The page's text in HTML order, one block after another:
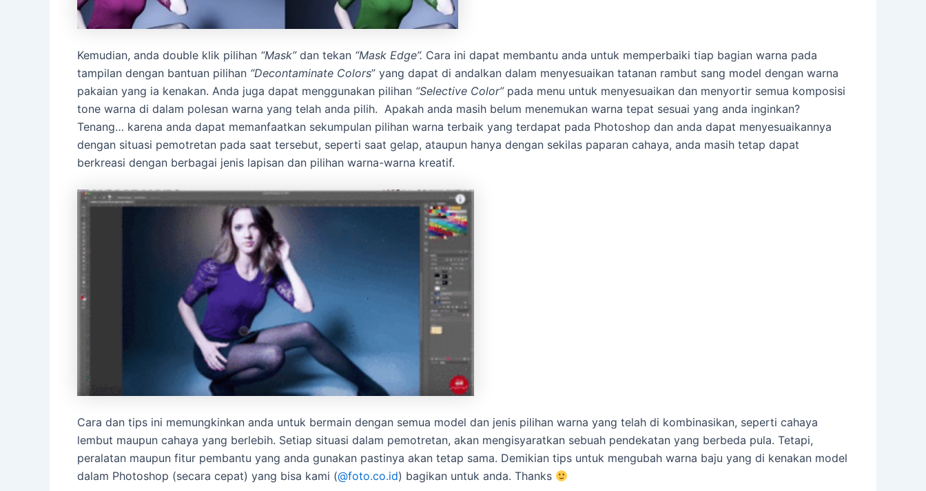
Kemudian, anda double klik pilihan “Mask”dan tekan “Mask Edge”. Cara ini dapat membantu anda untuk memperbaiki tiap bagian warna pada
tampilan dengan bantuan pilihan “Decontaminate Colors” yang dapat di andalkan dalam menyesuaikan tatanan rambut sang model dengan warna
pakaian yang ia kenakan. Anda juga dapat menggunakan pilihan “Selective Color”pada menu untuk menyesuaikan dan menyortir semua komposisi
tone warna di dalam polesan warna yang telah anda pilih. Apakah anda masih belum menemukan warna tepat sesuai yang anda inginkan?
Tenang… karena anda dapat memanfaatkan sekumpulan pilihan warna terbaik yang terdapat pada Photoshop dan anda dapat menyesuaikannya
dengan situasi pemotretan pada saat tersebut, seperti saat gelap, ataupun hanya dengan sekilas paparan cahaya, anda masih tetap dapat
berkreasi dengan berbagai jenis lapisan dan pilihan warna-warna kreatif.
Cara dan tips ini memungkinkan anda untuk bermain dengan semua model dan jenis pilihan warna yang telah di kombinasikan, seperti cahaya
lembut maupun cahaya yang berlebih. Setiap situasi dalam pemotretan, akan mengisyaratkan sebuah pendekatan yang berbeda pula. Tetapi,
peralatan maupun fitur pembantu yang anda gunakan pastinya akan tetap sama. Demikian tips untuk mengubah warna baju yang di kenakan model
dalam Photoshop (secara cepat) yang bisa kami (@foto.co.id) bagikan untuk anda. Thanks